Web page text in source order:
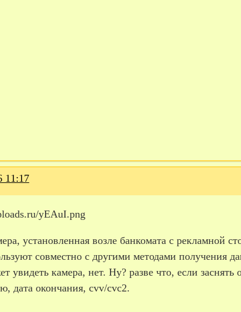
11:17
установленная возле банкомата с рекламной
совместно с другими методами получения
увидеть камера, нет. Ну? разве что, если
дата окончания, cvv/cvc2.